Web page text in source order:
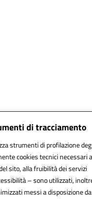
di tracciamento
strumenti di profilazione
cookies tecnici necessari
sito, alla fruibilità dei servizi
– sono utilizzati,
messi a disposizione